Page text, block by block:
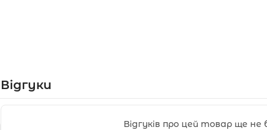
Відгуки
Відгуків про цей товар ще не